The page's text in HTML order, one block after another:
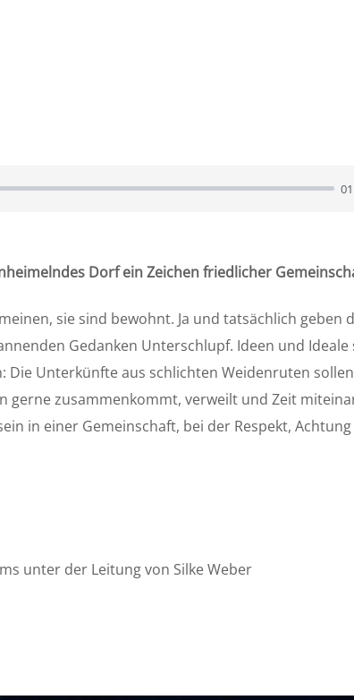
Dorf ein Zeichen friedlicher
sie sind bewohnt. Ja und tatsächlich geben
Gedanken Unterschlupf. Ideen und
Die Unterkünfte aus schlichten Weidenruten
gerne zusammenkommt, verweilt und Zeit
in einer Gemeinschaft, bei der Respekt,
unter der Leitung von Silke Weber